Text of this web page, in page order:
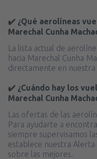
✔️ ¿Qué aerolíneas
Marechal Cunha
La lista actual de
hacia Marechal Cunha
directamente en nuestra
✔️ ¿Cuándo hay los
Marechal Cunha
Las ofertas de las
Para ayudarte a
siempre supervisamos
establece nuestra
sobre las mejores.